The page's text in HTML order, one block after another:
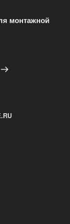
монтажной